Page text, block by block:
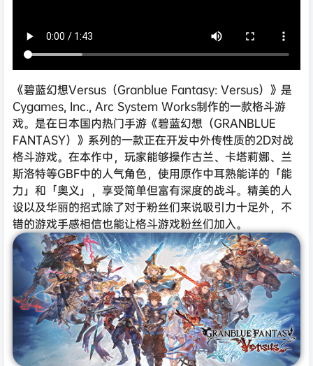
《碧蓝幻想Versus（Granblue Fantasy: Versus）》是
Cygames, Inc., Arc System Works制作的一款格斗游
戏。是在日本国内热门手游《碧蓝幻想（GRANBLUE
FANTASY）》系列的一款正在开发中外传性质的2D对战
格斗游戏。在本作中，玩家能够操作古兰、卡塔莉娜、兰
斯洛特等GBF中的人气角色，使用原作中耳熟能详的「能
力」和「奥义」，享受简单但富有深度的战斗。精美的人
设以及华丽的招式除了对于粉丝们来说吸引力十足外，不
错的游戏手感相信也能让格斗游戏粉丝们加入。